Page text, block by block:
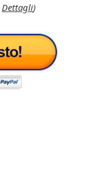
Dettagli)